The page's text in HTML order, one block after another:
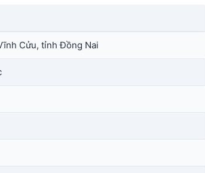
Cửu, tỉnh Đồng Nai